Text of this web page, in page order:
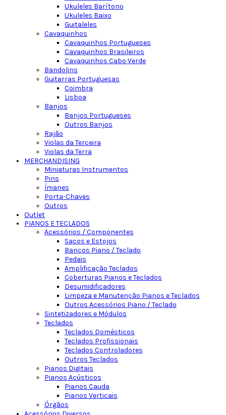
Ukuleles Barítono
Ukuleles Baixo
Guitaleles
Cavaquinhos
Cavaquinhos Portugueses
Cavaquinhos Brasileiros
Cavaquinhos Cabo Verde
Bandolins
Guitarras Portuguesas
Coimbra
Lisboa
Banjos
Banjos Portugueses
Outros Banjos
Rajão
Violas da Terceira
Violas da Terra
MERCHANDISING
Miniaturas Instrumentos
Pins
Ímanes
Porta-Chaves
Outros
Outlet
PIANOS E TECLADOS
Acessórios / Componentes
Sacos e Estojos
Bancos Piano / Teclado
Pedais
Amplificação Teclados
Coberturas Pianos e Teclados
Desumidificadores
Limpeza e Manutenção Pianos e Teclados
Outros Acessórios Piano / Teclado
Sintetizadores e Módulos
Teclados
Teclados Domésticos
Teclados Profissionais
Teclados Controladores
Outros Teclados
Pianos Digitais
Pianos Acústicos
Pianos Cauda
Pianos Verticais
Órgãos